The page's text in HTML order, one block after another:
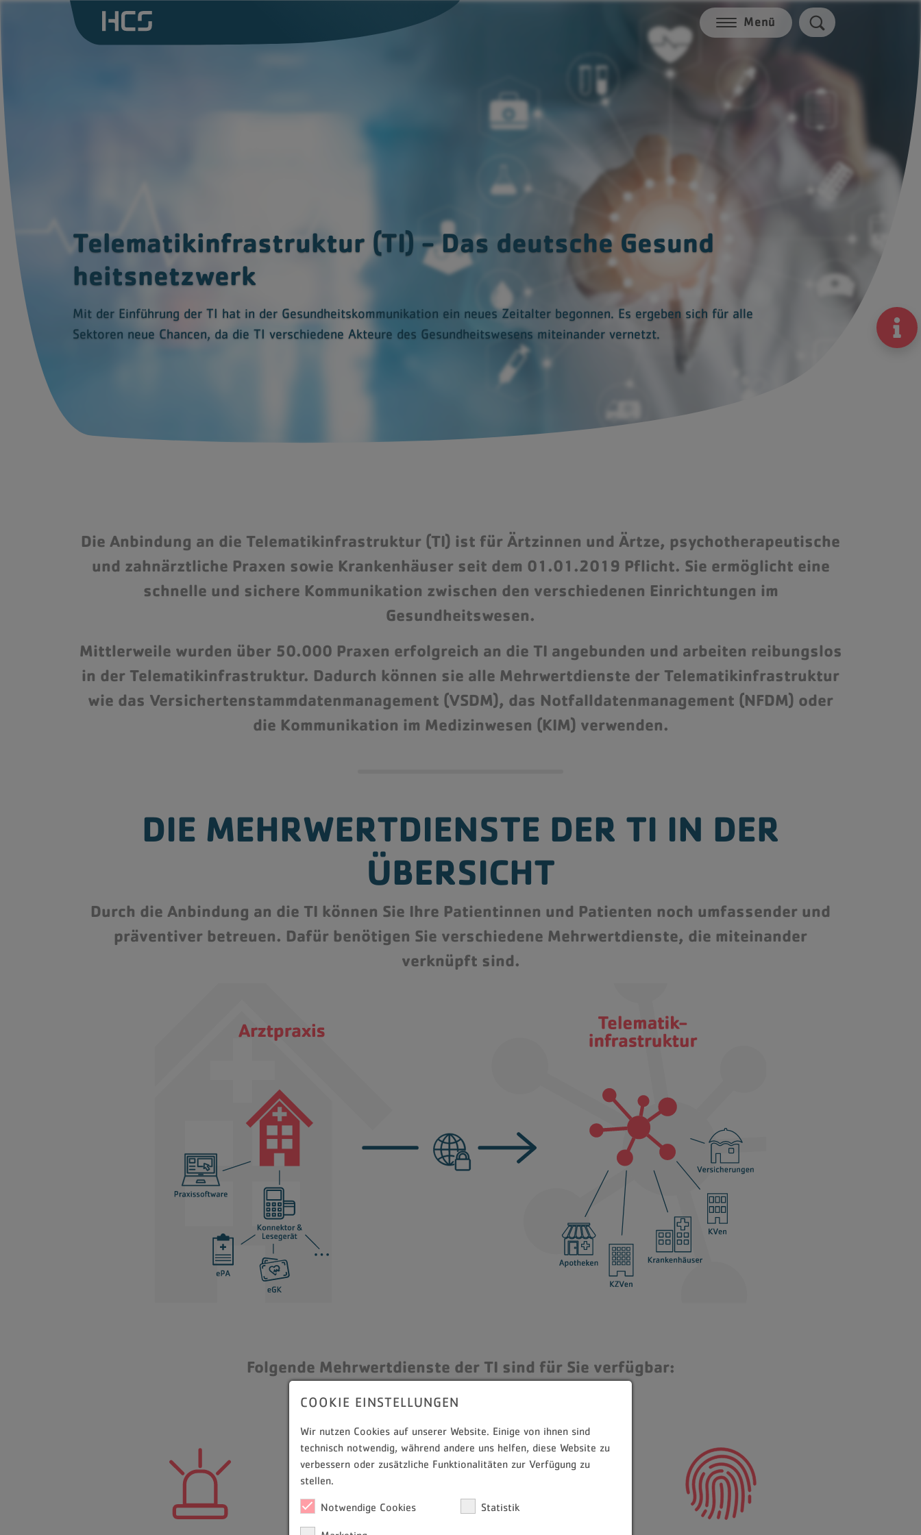
Menü
Monitoring und Managed-
Services
Praxisvernetzung
Telematikinfrastruktur (TI) - Das deutsche Gesund
heitsnetzwerk
Mit der Einführung der TI hat in der Gesundheitskommunikation ein neues Zeitalter begonnen. Es ergeben sich für alle
Sektoren neue Chancen, da die TI verschiedene Akteure des Gesundheitswesens miteinander vernetzt.
Die Anbindung an die Telematikinfrastruktur (TI) ist für Ärtzinnen und Ärtze, psychotherapeutische
und zahnärztliche Praxen sowie Krankenhäuser seit dem 01.01.2019 Pflicht. Sie ermöglicht eine
schnelle und sichere Kommunikation zwischen den verschiedenen Einrichtungen im
Gesundheitswesen.
Mittlerweile wurden über 50.000 Praxen erfolgreich an die TI angebunden und arbeiten reibungslos
in der Telematikinfrastruktur. Dadurch können sie alle Mehrwertdienste der Telematikinfrastruktur
wie das Versichertenstammdatenmanagement (VSDM), das Notfalldatenmanagement (NFDM) oder
die Kommunikation im Medizinwesen (KIM) verwenden.
DIE MEHRWERTDIENSTE DER TI IN DER
ÜBERSICHT
Durch die Anbindung an die TI können Sie Ihre Patientinnen und Patienten noch umfassender und
präventiver betreuen. Dafür benötigen Sie verschiedene Mehrwertdienste, die miteinander
verknüpft sind.
Folgende Mehrwertdienste der TI sind für Sie verfügbar:
COOKIE EINSTELLUNGEN
Wir nutzen Cookies auf unserer Website. Einige von ihnen sind
technisch notwendig, während andere uns helfen, diese Website zu
verbessern oder zusätzliche Funktionalitäten zur Verfügung zu
stellen.
Notwendige Cookies Statistik